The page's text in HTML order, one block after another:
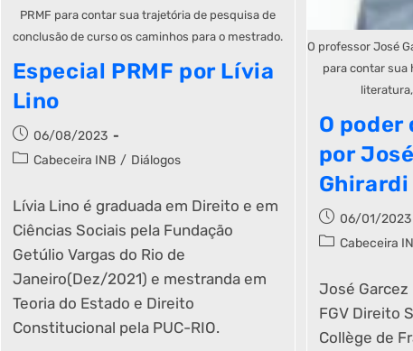
PRMF para contar sua trajetória de pesquisa de
conclusão de curso os caminhos para o mestrado.
Especial PRMF por Lívia
Lino
06/08/2023
Cabeceira INB / Diálogos
Lívia Lino é graduada em Direito e em
Ciências Sociais pela Fundação
Getúlio Vargas do Rio de
Janeiro(Dez/2021) e mestranda em
Teoria do Estado e Direito
Constitucional pela PUC-RIO.
O professor José
para contar sua
O
por
Ghirardi
06/01/2023
Cabeceira
José Garcez
FGV Direito
Collège de